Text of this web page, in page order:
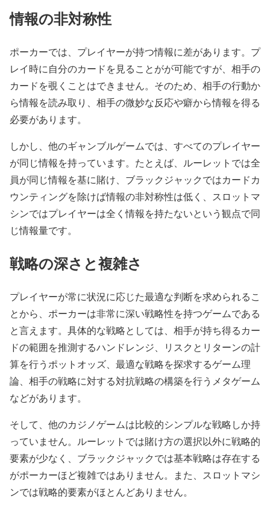
情報の非対称性
ポーカーでは、プレイヤーが持つ情報に差があります。プ
レイ時に自分のカードを見ることがが可能ですが、相手の
カードを覗くことはできません。そのため、相手の行動か
ら情報を読み取り、相手の微妙な反応や癖から情報を得る
必要があります。
しかし、他のギャンブルゲームでは、すべてのプレイヤー
が同じ情報を持っています。たとえば、ルーレットでは全
員が同じ情報を基に賭け、ブラックジャックではカードカ
ウンティングを除けば情報の非対称性は低く、スロットマ
シンではプレイヤーは全く情報を持たないという観点で同
じ情報量です。
戦略の深さと複雑さ
プレイヤーが常に状況に応じた最適な判断を求められるこ
とから、ポーカーは非常に深い戦略性を持つゲームである
と言えます。具体的な戦略としては、相手が持ち得るカー
ドの範囲を推測するハンドレンジ、リスクとリターンの計
算を行うポットオッズ、最適な戦略を探求するゲーム理
論、相手の戦略に対する対抗戦略の構築を行うメタゲーム
などがあります。
そして、他のカジノゲームは比較的シンプルな戦略しか持
っていません。ルーレットでは賭け方の選択以外に戦略的
要素が少なく、ブラックジャックでは基本戦略は存在する
がポーカーほど複雑ではありません。また、スロットマシ
ンでは戦略的要素がほとんどありません。